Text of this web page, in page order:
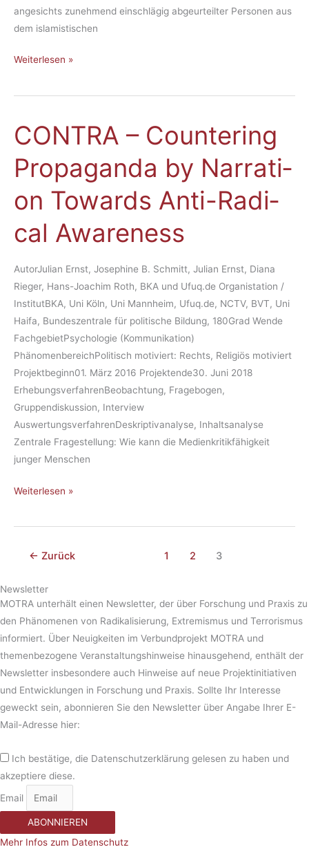
angesichts zunehmend einschlägig abgeurteilter Personen aus
dem islamistischen
zia­
le
Jus­
voll­
an­
stal­
ten
Weiterlesen »
CONTRA – Coun­te­ring
Pro­pa­gan­da by Nar­ra­ti­
on To­wards An­ti-Ra­di­
cal Awa­ren­ess
AutorJulian Ernst, Josephine B. Schmitt, Julian Ernst, Diana
Rieger, Hans-Joachim Roth, BKA und Ufuq.de Organistation /
InstitutBKA, Uni Köln, Uni Mannheim, Ufuq.de, NCTV, BVT, Uni
Haifa, Bundeszentrale für politische Bildung, 180Grad Wende
FachgebietPsychologie (Kommunikation)
PhänomenbereichPolitisch motiviert: Rechts, Religiös motiviert
Projektbeginn01. März 2016 Projektende30. Juni 2018
ErhebungsverfahrenBeobachtung, Fragebogen,
Gruppendiskussion, Interview
AuswertungsverfahrenDeskriptivanalyse, Inhaltsanalyse
Zentrale Fragestellung: Wie kann die Medienkritikfähigkeit
junger Menschen
CONTRA
–
Coun­
te­
ring
Pro­
pa­
da
by
Nar­
ra­
ti­
on
To­
wards
An­
ti-
Ra­
di­
Awa­
ess
Weiterlesen »
← Zurück 1 2 3
Newsletter
MOTRA unterhält einen Newsletter, der über Forschung und Praxis zu
den Phänomenen von Radikalisierung, Extremismus und Terrorismus
informiert. Über Neuigkeiten im Verbundprojekt MOTRA und
themenbezogene Veranstaltungshinweise hinausgehend, enthält der
Newsletter insbesondere auch Hinweise auf neue Projektinitiativen
und Entwicklungen in Forschung und Praxis. Sollte Ihr Interesse
geweckt sein, abonnieren Sie den Newsletter über Angabe Ihrer E-
Mail-Adresse hier:
Ich bestätige, die Datenschutzerklärung gelesen zu haben und
akzeptiere diese.
Email
ABONNIEREN
Mehr Infos zum Datenschutz